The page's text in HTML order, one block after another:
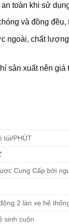
toàn khi sử
và đồng đều,
ngoài, chất
sản xuất nên
túi/PHÚT
Cung Cấp bởi
2 làn xe hệ
sinh cuộn